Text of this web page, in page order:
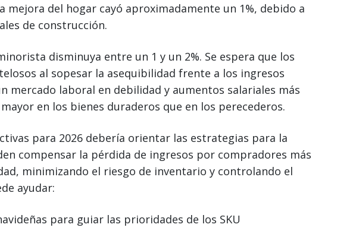
mejora del hogar cayó aproximadamente un 1%, debido a
de construcción.
disminuya entre un 1 y un 2%. Se espera que los
al sopesar la asequibilidad frente a los ingresos
mercado laboral en debilidad y aumentos salariales más
en los bienes duraderos que en los perecederos.
para 2026 debería orientar las estrategias para la
compensar la pérdida de ingresos por compradores más
minimizando el riesgo de inventario y controlando el
ayudar:
para guiar las prioridades de los SKU